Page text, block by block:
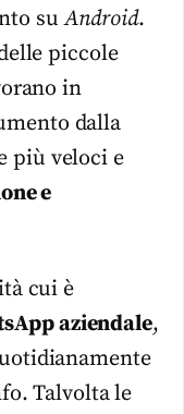
suAndroid.
piccole
in
dalla
più veloci e
e
cui è
aziendale,
Talvolta le